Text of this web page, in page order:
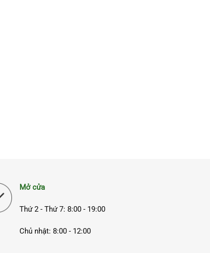
Mở cửa
Thứ 2 - Thứ 7: 8:00 - 19:00
Chủ nhật: 8:00 - 12:00